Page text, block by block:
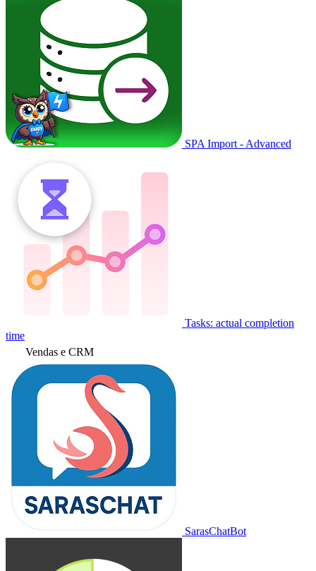
SPA Import - Advanced
Tasks: actual completion
time
Vendas e CRM
SarasChatBot